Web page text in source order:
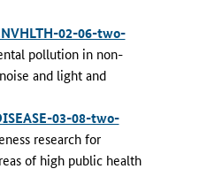
02-06-two-
pollution in non-
and light and
03-08-two-
research for
of high public health